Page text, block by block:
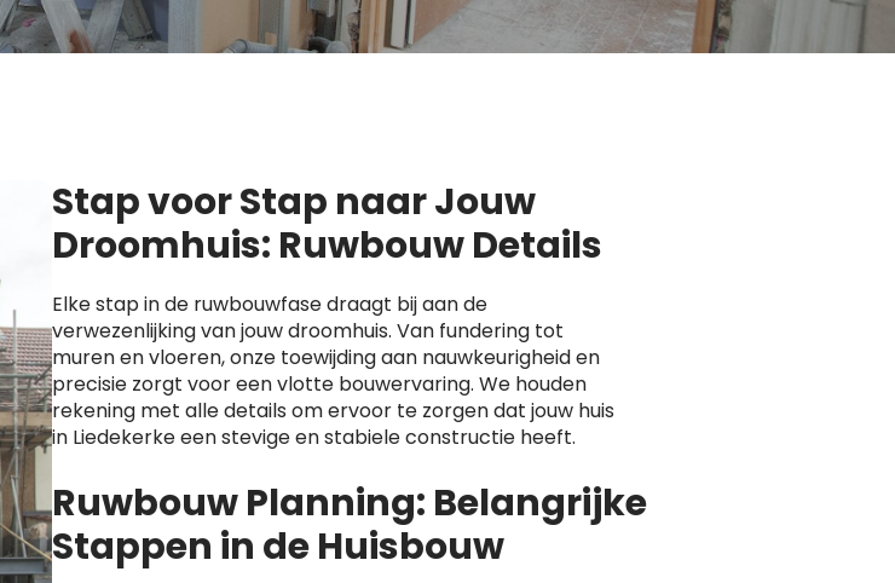
Stap voor Stap naar Jouw
Droomhuis: Ruwbouw Details
Elke stap in de ruwbouwfase draagt bij aan de
verwezenlijking van jouw droomhuis. Van fundering tot
muren en vloeren, onze toewijding aan nauwkeurigheid en
precisie zorgt voor een vlotte bouwervaring. We houden
rekening met alle details om ervoor te zorgen dat jouw huis
in Liedekerke een stevige en stabiele constructie heeft.
Ruwbouw Planning: Belangrijke
Stappen in de Huisbouw